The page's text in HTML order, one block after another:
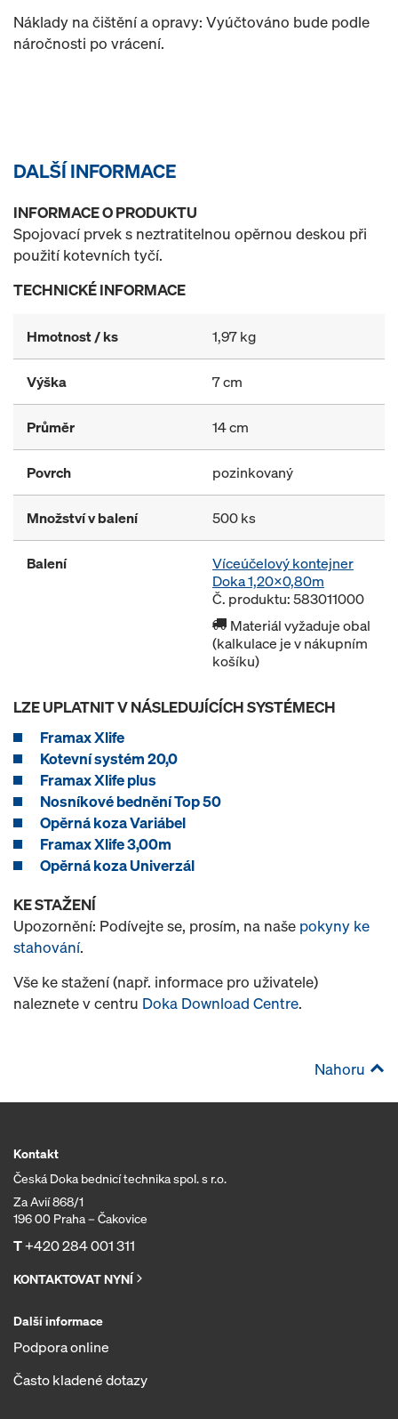
Náklady na čištění a opravy: Vyúčtováno bude podle
náročnosti po vrácení.
DALŠÍ INFORMACE
INFORMACE O PRODUKTU
Spojovací prvek s neztratitelnou opěrnou deskou při
použití kotevních tyčí.
TECHNICKÉ INFORMACE
Hmotnost / ks 1,97 kg
Výška 7 cm
Průměr 14 cm
Povrch pozinkovaný
Množství v balení 500 ks
Balení
Víceúčelový kontejner
Doka 1,20x0,80m
Č. produktu: 583011000
Materiál vyžaduje obal
(kalkulace je v nákupním
košíku)
LZE UPLATNIT V NÁSLEDUJÍCÍCH SYSTÉMECH
Framax Xlife
Kotevní systém 20,0
Framax Xlife plus
Nosníkové bednění Top 50
Opěrná koza Variábel
Framax Xlife 3,00m
Opěrná koza Univerzál
KE STAŽENÍ
Upozornění: Podívejte se, prosím, na naše pokyny ke
stahování.
Vše ke stažení (např. informace pro uživatele)
naleznete v centru Doka Download Centre.
Nahoru
Kontakt
Česká Doka bednicí technika spol. s r.o.
Za Avií 868/1
196 00 Praha – Čakovice
T+420 284 001 311
KONTAKTOVAT NYNÍ
Další informace
Podpora online
Často kladené dotazy